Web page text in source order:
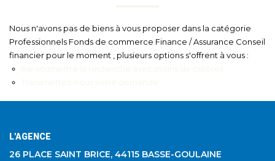
Nous n'avons pas de biens à vous proposer dans la catégorie
Professionnels Fonds de commerce Finance / Assurance Conseil
financier pour le moment , plusieurs options s'offrent à vous :
L'AGENCE
26 PLACE SAINT BRICE, 44115 BASSE-GOULAINE